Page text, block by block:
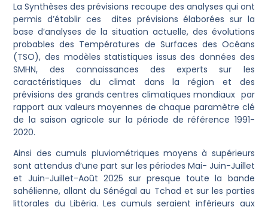
La Synthèses des prévisions recoupe des analyses qui ont
permis d’établir ces dites prévisions élaborées sur la
base d’analyses de la situation actuelle, des évolutions
probables des Températures de Surfaces des Océans
(TSO), des modèles statistiques issus des données des
SMHN, des connaissances des experts sur les
caractéristiques du climat dans la région et des
prévisions des grands centres climatiques mondiaux par
rapport aux valeurs moyennes de chaque paramètre clé
de la saison agricole sur la période de référence 1991-
2020.
Ainsi des cumuls pluviométriques moyens à supérieurs
sont attendus d’une part sur les périodes Mai- Juin-Juillet
et Juin-Juillet-Août 2025 sur presque toute la bande
sahélienne, allant du Sénégal au Tchad et sur les parties
littorales du Libéria. Les cumuls seraient inférieurs aux